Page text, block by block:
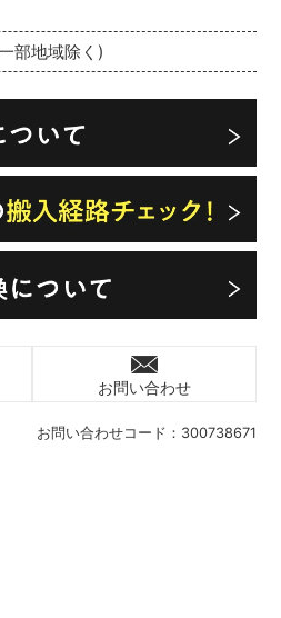
お問い合わせコード： 300738671
部地域除く)
お問い合わせ